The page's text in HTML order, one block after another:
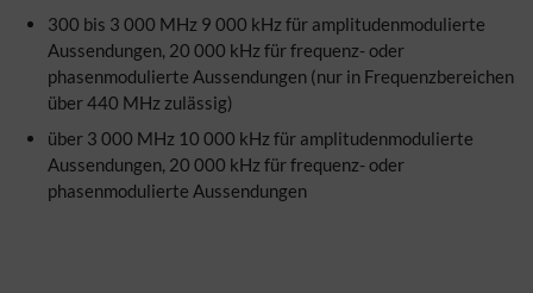
300 bis 3 000 MHz 9 000 kHz für amplitudenmodulierte
Aussendungen, 20 000 kHz für frequenz- oder
phasenmodulierte Aussendungen (nur in Frequenzbereichen
über 440 MHz zulässig)
über 3 000 MHz 10 000 kHz für amplitudenmodulierte
Aussendungen, 20 000 kHz für frequenz- oder
phasenmodulierte Aussendungen